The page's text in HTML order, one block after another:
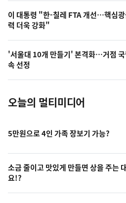
오
늘
의
사
진
이 대통령 "한-칠레 FTA 개선…핵심광
력 더욱 강화"
'서울대 10개 만들기' 본격화…거점 국
속 선정
오늘의 멀티미디어
5만원으로 4인 가족 장보기 가능?
소금 줄이고 맛있게 만들면 상을 주는
요!?